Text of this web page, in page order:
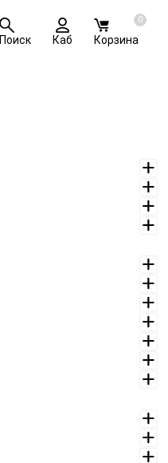
Поиск Каб
0
Корзина